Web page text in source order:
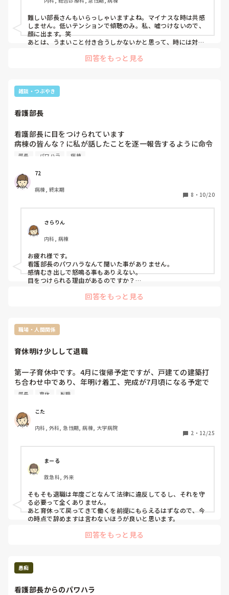
私から喧嘩をふっかけたとチクリを入れたのか？
原因がどおあれ声を荒げた方が悪いと私が一方的に怒られま
した
さらには異動も視野に！？
喧嘩をふっかけて先に声を荒げたのは20半ば女性看護なんだ
一言、悔しい！！！
男つくるなら他所で探せよと思う！
ています。
難しい部長さんもいらっしゃいますよね。マイナスな時は共感
しません。低いテンションで傾聴のみ。私、嘘つけないので、
顔に出ます。笑
あとは、うまいこと付き合うしかないかと思って、時には対立
でも、部長さんになるくらいなんだから、それなりに良い所も
こうだからできませんとハッキリ言うべきだと思います。師長
会とか、看護部のトップの会議できちんとお話しします。他の
部長さんの良い所は、とことん持ち上げて、嫌なところはみん
私も色々言われてると思いますが、まずこちらからどんどん関
わっています。
こみなさんはきっとスタッフに優しいんでしょね！素晴らしい
です。だから、決して誰も部長さんと同じ考えの人だと思われ
回答をもっと見る
雑談・つぶやき
看護部長
看護部長に目をつけられています
病棟の皆んな？に私が話したことを逐一報告するように命令
してるそうです
かなり高度なパワハラですよね？
皆んな誇張してチクりを入れてることがわかりました
看護部長が感情剥き出しにして怒鳴りにきました！
部長 パワハラ 病棟
72
病棟, 終末期
8 ・ 10/20
さらりん
内科, 病棟
お疲れ様です。
看護部長のパワハラなんて聞いた事がありません。
感情むき出しで怒鳴る事もありえない。
目をつけられる理由があるのですか？
ちょっと考えにくいですよね。
回答をもっと見る
職場・人間関係
育休明け少しして退職
第一子育休中です。4月に復帰予定ですが、戸建ての建築打
ち合わせ中であり、年明け着工、完成が7月頃になる予定で
す。今の職場までは１時間半の距離となるため引越しをしな
す。復帰はする予定ですが、3ヶ月程度で辞めてしまうので
気まずいということと、既に辞めた先輩から「うちの病棟は
年度ごとでしか辞められないから辞めるなら年内に伝えてお
いた方がいいよ(看護部長が決めたそうです)」と言われまし
た。
産後休暇中に師長へ外来異動を直談判しに行きましたが、順
番があるので行けないということと、無理なら病院を変える
のも悪いことではないよと言われました。
本題にもどりますが、年内までに育休明け復帰するけれど、
引越すので夏頃には辞める予定とのことを今のタイミングで
伝えておくべきでしょうか？
で言わないでおこうと思っています。
部長 育休 転職
こた
内科, 外科, 急性期, 病棟, 大学病院
2 ・ 12/25
まーる
救急科, 外来
そもそも退職は年度ごとなんて法律に違反してるし、それを守
る必要って全くありません。
あと育休って戻ってきて働くを前提にもらえるはずなので、今
の時点で辞めますは言わないほうが良いと思います。
回答をもっと見る
愚痴
看護部長からのパワハラ